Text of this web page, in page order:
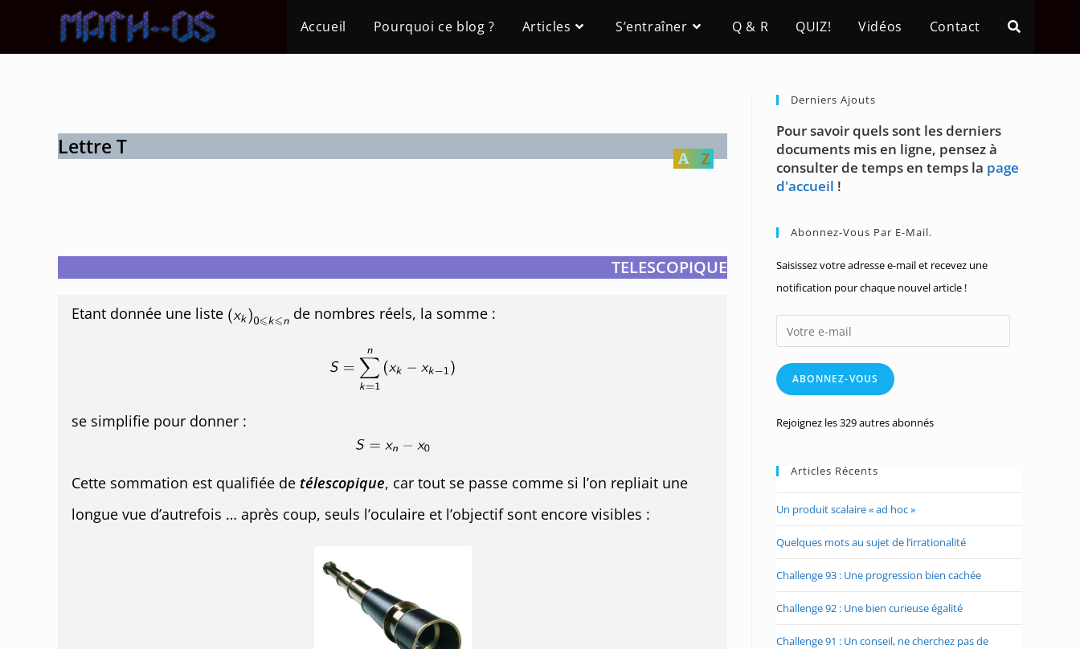
content
Accueil Pourquoi ce blog ? Articles S’entraîner Q & R QUIZ! Vidéos Contact
Lettre T
TELESCOPIQUE
Etant donnée une liste de nombres réels, la somme :
se simplifie pour donner :
Cette sommation est qualifiée de télescopique, car tout se passe comme si l’on repliait une
longue vue d’autrefois … après coup, seuls l’oculaire et l’objectif sont encore visibles :
Derniers Ajouts
Pour savoir quels sont les derniers
documents mis en ligne, pensez à
consulter de temps en temps la page
d'accueil !
Abonnez-Vous Par E-Mail.
Saisissez votre adresse e-mail et recevez une
notification pour chaque nouvel article !
Votre
e-
mailABONNEZ-VOUS
Rejoignez les 329 autres abonnés
Articles Récents
Un produit scalaire « ad hoc »
Quelques mots au sujet de l’irrationalité
Challenge 93 : Une progression bien cachée
Challenge 92 : Une bien curieuse égalité
Challenge 91 : Un conseil, ne cherchez pas de